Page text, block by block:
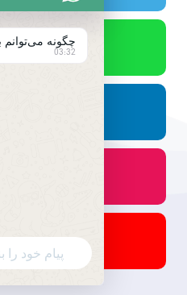
چگونه
03:32
WhatsApp
Message